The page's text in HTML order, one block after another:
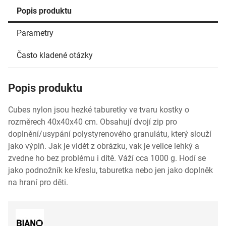
Popis produktu
Parametry
Často kladené otázky
Popis produktu
Cubes nylon jsou hezké taburetky ve tvaru kostky o
rozměrech 40x40x40 cm. Obsahují dvojí zip pro
doplnění/usypání polystyrenového granulátu, který slouží
jako výplň. Jak je vidět z obrázku, vak je velice lehký a
zvedne ho bez problému i dítě. Váží cca 1000 g. Hodí se
jako podnožník ke křeslu, taburetka nebo jen jako doplněk
na hraní pro děti.